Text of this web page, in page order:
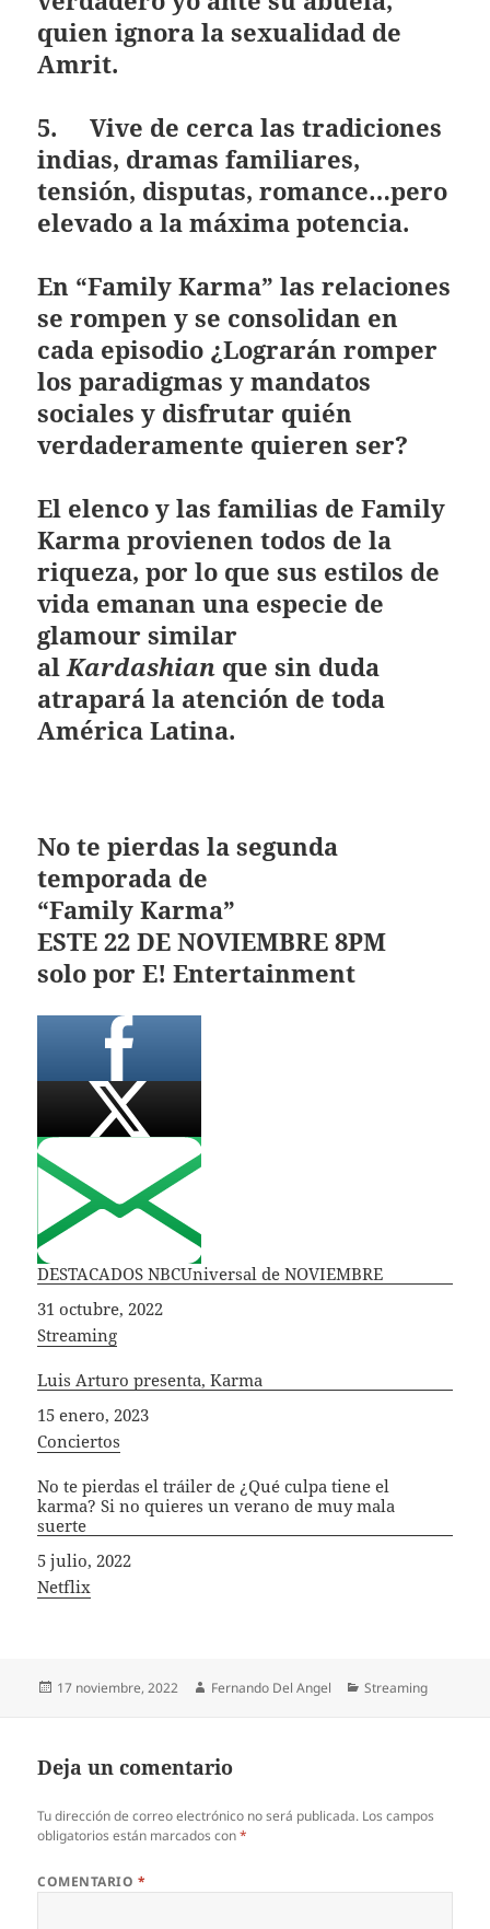
quien ignora la sexualidad de
Amrit.
5. Vive de cerca las tradiciones
indias, dramas familiares,
tensión, disputas, romance…pero
elevado a la máxima potencia.
En “Family Karma” las relaciones
se rompen y se consolidan en
cada episodio ¿Lograrán romper
los paradigmas y mandatos
sociales y disfrutar quién
verdaderamente quieren ser?
El elenco y las familias deFamily
Karmaprovienen todos de la
riqueza, por lo que sus estilos de
vida emanan una especie de
glamour similar
alKardashian que sin duda
atrapará la atención de toda
América Latina.
No te pierdas la segunda
temporada de
“Family Karma”
ESTE 22 DE NOVIEMBRE 8PM
solo por E!Entertainment
DESTACADOS NBCUniversal de NOVIEMBRE
Fecha
31 octubre, 2022
In relation to
Streaming
Luis Arturo presenta, Karma
Fecha
15 enero, 2023
In relation to
Conciertos
No te pierdas el tráiler de ¿Qué culpa tiene el
karma? Si no quieres un verano de muy mala
suerte
Fecha
5 julio, 2022
In relation to
Netflix
Publicado
17 noviembre, 2022 Autor
Fernando Del Angel Categorías
Streaming
Deja un comentario
Tu dirección de correo electrónico no será publicada. Los campos
obligatorios están marcados con*
COMENTARIO *